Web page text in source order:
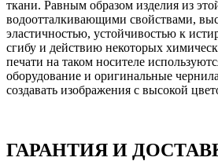
ткани. Равным образом изделия из
водоотталкивающими свойствами,
эластичностью, устойчивостью к
сгибу и действию некоторых
печати на таком носителе
оборудование и оригинальные
создавать изображения с высокой
ГАРАНТИЯ И